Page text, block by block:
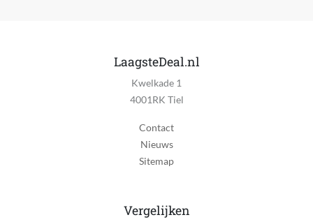
LaagsteDeal.nl
Kwelkade 1
4001RK Tiel
Contact
Nieuws
Sitemap
Vergelijken